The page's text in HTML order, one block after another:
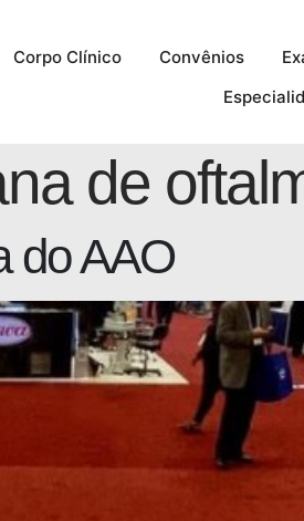
Corpo Clínico Convênios
de
do AAO